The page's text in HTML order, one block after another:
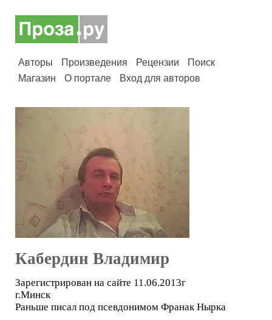
Авторы Произведения Рецензии
Поиск
Магазин
О портале Вход для авторов
Кабердин Владимир
Зарегистрирован на сайте 11.06.2013г
г.Минск
Раньше писал под псевдонимом Франак Нырка